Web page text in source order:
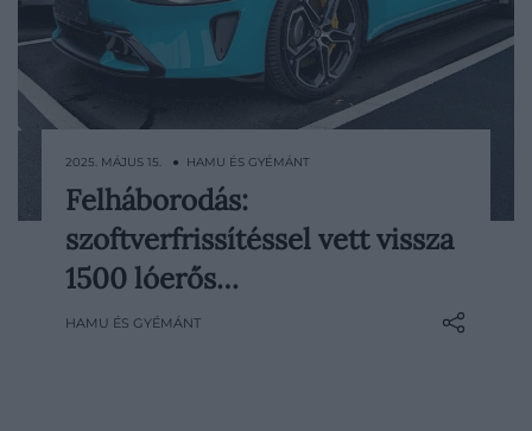
Komoly felzúdulást váltott ki a vásárlók
körében a Xiaomi legújabb elektromos
csúcsszedánjára, az SU7 Ultrára kiadott
1.7.0-s verzió olyan mértékű
2025. MÁJUS 15. ● HAMU ÉS GYÉMÁNT
Felháborodás:
szoftverfrissítéssel vett vissza
1500 lóerős…
HAMU ÉS GYÉMÁNT